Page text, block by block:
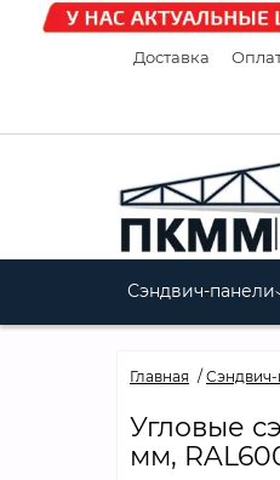
Доставка
Сэндвич-панели
Главная
Угловые
мм,